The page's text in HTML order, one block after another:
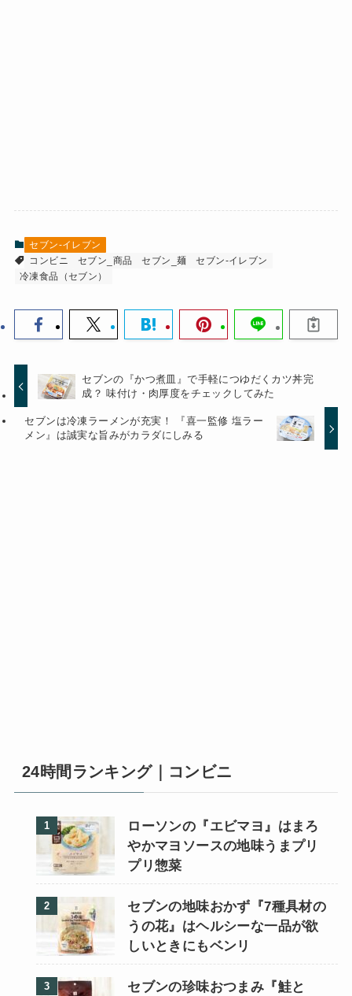
セブン-イレブン
コンビニ
セブン_商品 セブン_麺
セブン-イレブン
冷凍食品（セブン）
セブンの『かつ煮皿』で手軽につゆだくカツ丼完
成？ 味付け・肉厚度をチェックしてみた
セブンは冷凍ラーメンが充実！ 『喜一監修 塩ラー
メン』は誠実な旨みがカラダにしみる
24時間ランキング｜コンビニ
ローソンの『エビマヨ』はまろ
やかマヨソースの地味うまプリ
プリ惣菜
セブンの地味おかず『7種具材の
うの花』はヘルシーな一品が欲
しいときにもベンリ
セブンの珍味おつまみ『鮭と